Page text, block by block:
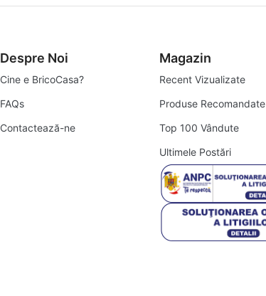
Despre Noi
Cine e BricoCasa?
FAQs
Contactează-ne
Magazin
Recent Vizualizate
Produse Recomandate
Top 100 Vândute
Ultimele Postări